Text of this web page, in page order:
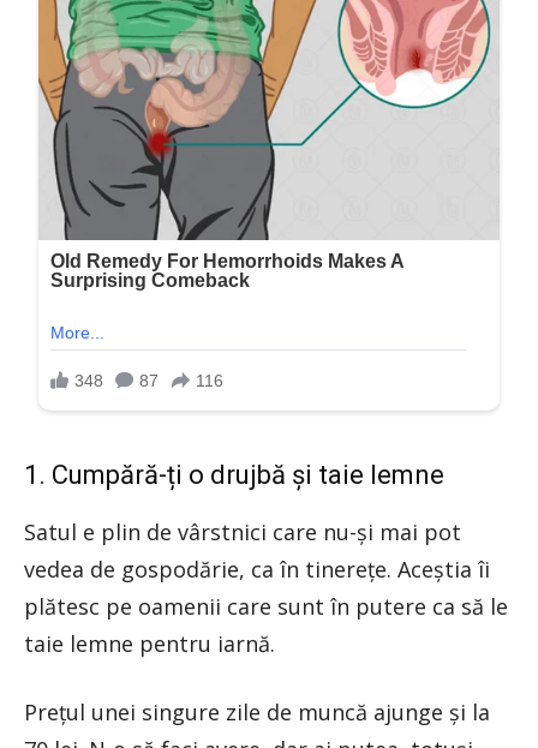
1. Cumpără-ți o drujbă și taie lemne
Satul e plin de vârstnici care nu-și mai pot
vedea de gospodărie, ca în tinerețe. Aceștia îi
plătesc pe oamenii care sunt în putere ca să le
taie lemne pentru iarnă.
Prețul unei singure zile de muncă ajunge și la